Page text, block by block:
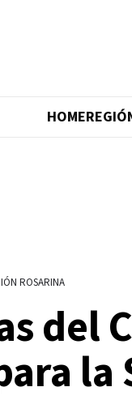
HOME
ROSARINA
del
la